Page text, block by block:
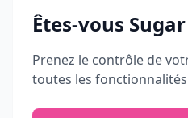
Êtes-vous
Prenez le contrôle de
toutes les